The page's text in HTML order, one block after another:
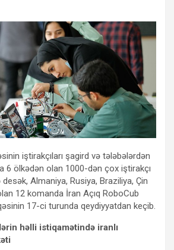
iştirakçıları şagird və tələbələrdən
6 ölkədən olan 1000-dən çox iştirakçı
desək, Almaniya, Rusiya, Braziliya, Çin
12 komanda İran Açıq RoboCub
17-ci turunda qeydiyyatdan keçib.
həlli istiqamətində iranlı